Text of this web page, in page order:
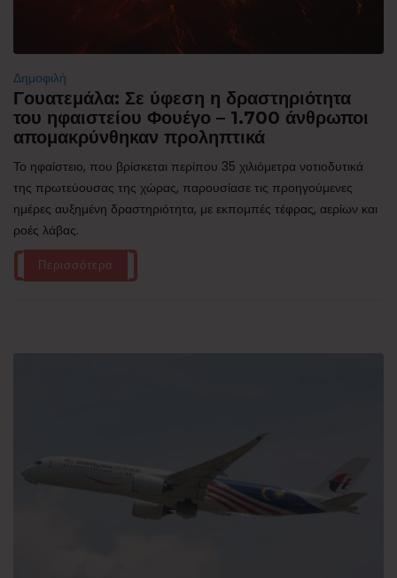
Δημοφιλή
Γουατεμάλα: Σε ύφεση η δραστηριότητα
του ηφαιστείου Φουέγο – 1.700 άνθρωποι
απομακρύνθηκαν προληπτικά
Το ηφαίστειο, που βρίσκεται περίπου 35 χιλιόμετρα νοτιοδυτικά
της πρωτεύουσας της χώρας, παρουσίασε τις προηγούμενες
ημέρες αυξημένη δραστηριότητα, με εκπομπές τέφρας, αερίων και
ροές λάβας.
Περισσότερα